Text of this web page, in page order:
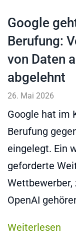
Google
Berufung:
von Daten
abgelehnt
26. Mai 2026
Google hat im
Berufung
eingelegt. Ein
geforderte
Wettbewerber,
OpenAI
Weiterlesen